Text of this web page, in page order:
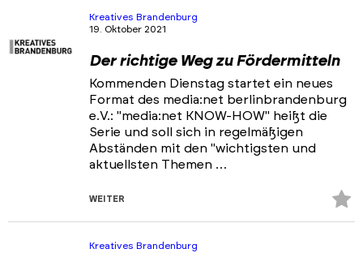
Kreatives Brandenburg
19. Oktober 2021
Der richtige Weg zu Fördermitteln
Kommenden Dienstag startet ein neues
Format des media:net berlinbrandenburg
e.V.: "media:net KNOW-HOW" heißt die
Serie und soll sich in regelmäßigen
Abständen mit den "wichtigsten und
aktuellsten Themen …
WEITER
Kreatives Brandenburg